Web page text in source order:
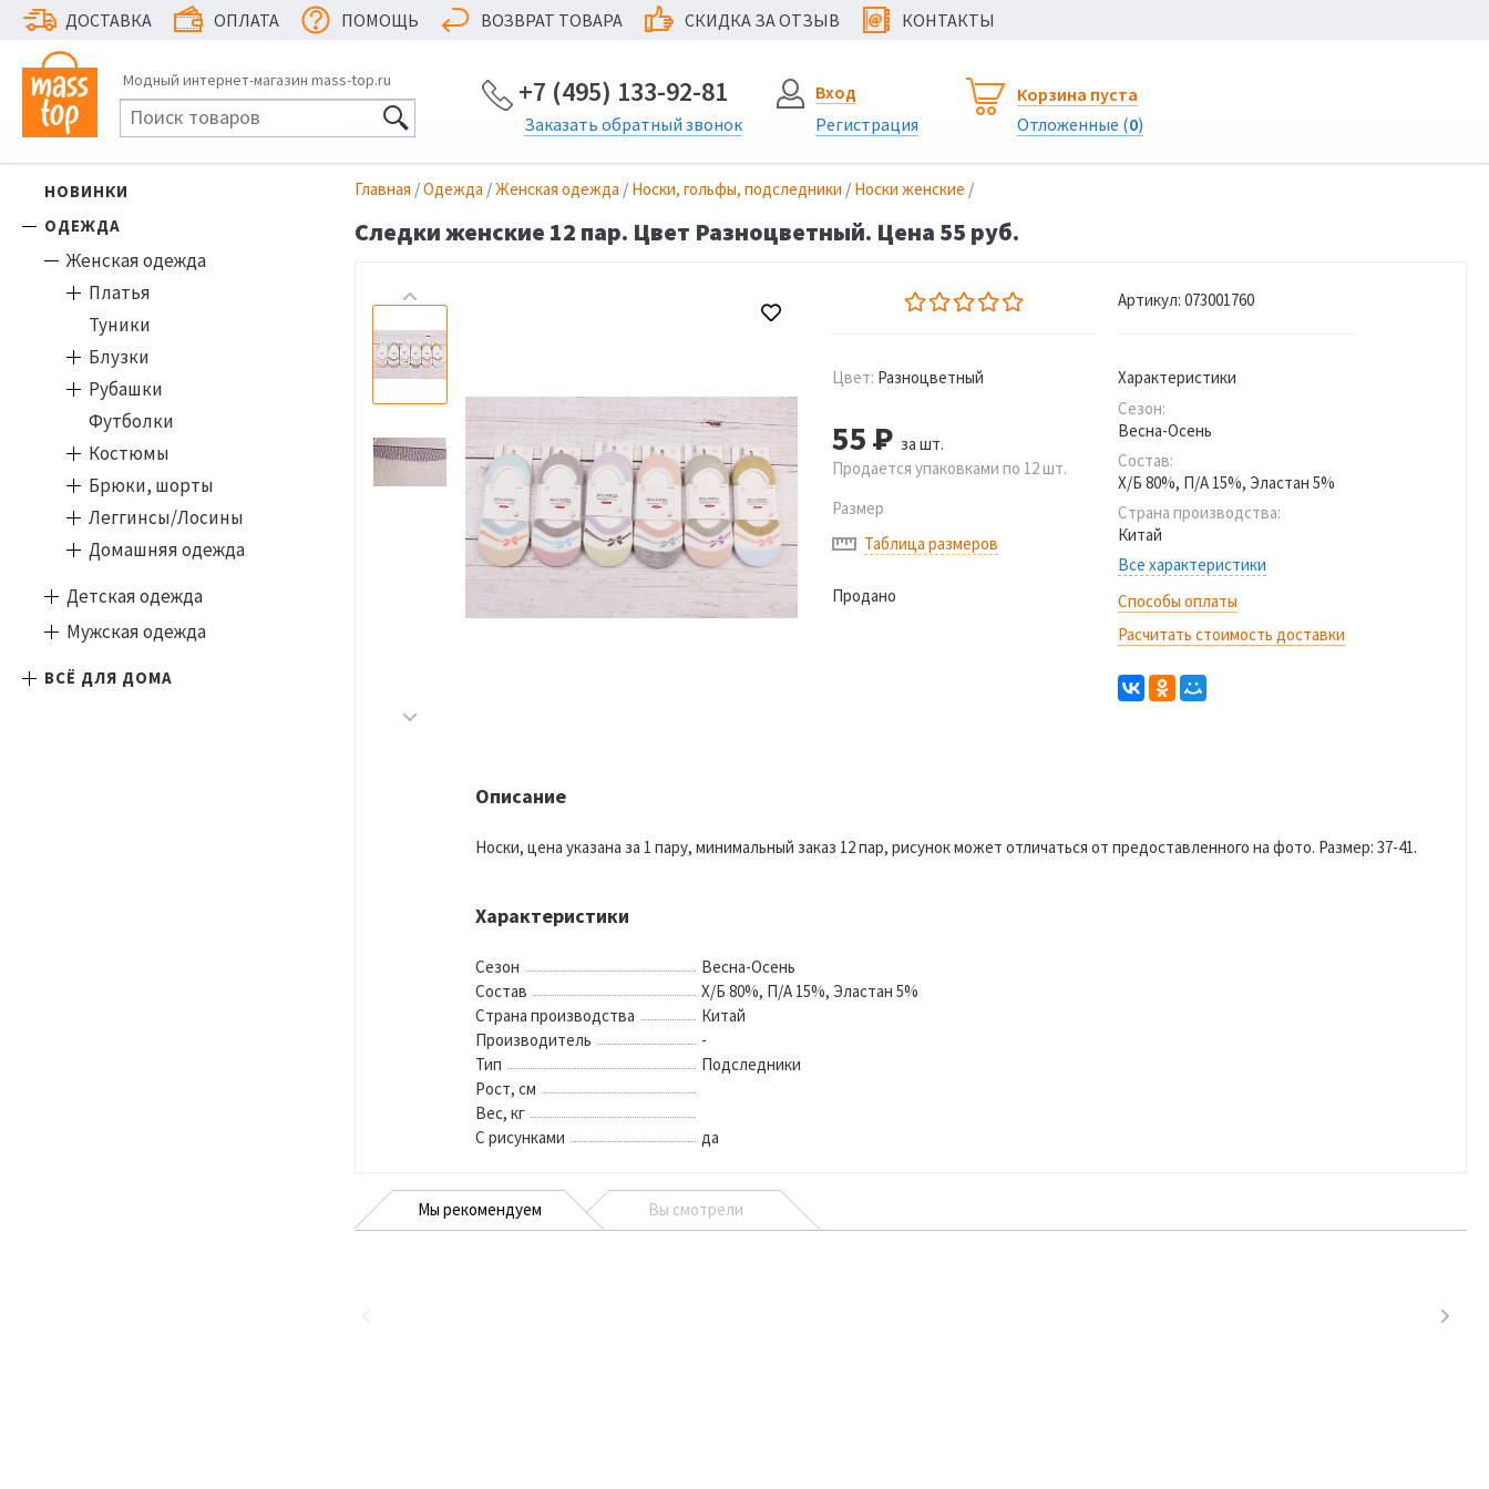
ДОСТАВКА ОПЛАТА ПОМОЩЬ ВОЗВРАТ ТОВАРА СКИДКА ЗА ОТЗЫВ @ КОНТАКТЫ
Модный интернет-магазин mass-top.ru +7 (495) 133-92-81
Заказать обратный звонок
Вход
Регистрация
Корзина пуста
Отложенные (0)
НОВИНКИ
ОДЕЖДА
Женская одежда
Платья
Туники
Блузки
Рубашки
Футболки
Костюмы
Брюки, шорты
Леггинсы/Лосины
Домашняя одежда
Детская одежда
Мужская одежда
ВСЁ ДЛЯ ДОМА
Главная /Одежда /Женская одежда / Носки, гольфы, подследники / Носки женские /
Следки женские 12 пар. Цвет Разноцветный. Цена 55 руб.
Цвет: Разноцветный
55Р за шт.
Продается упаковками по 12 шт.
Размер
Таблица размеров
Продано
Артикул: 073001760
Характеристики
Сезон:
Весна-Осень
Состав:
Х/Б 80%, П/А 15%, Эластан 5%
Страна производства:
Китай
Все характеристики
Способы оплаты
Расчитать стоимость доставки
Описание
Носки, цена указана за 1 пару, минимальный заказ 12 пар, рисунок может отличаться от предоставленного на фото. Размер: 37-41.
Характеристики
Сезон
Весна-Осень
Состав
Х/Б 80%, П/А 15%, Эластан 5%
Страна производства
Китай
Производитель
-
Тип
Подследники
Рост, см
Вес, кг
С рисунками
да
Мы рекомендуем Вы смотрели